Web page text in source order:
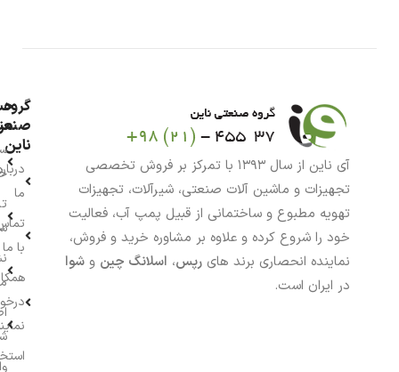
آی ناین از سال ۱۳۹۳ با تمرکز بر فروش تخصصی
تجهیزات و ماشین آلات صنعتی، شیرآلات، تجهیزات
تهویه مطبوع و ساختمانی از قبیل پمپ آب، فعالیت
خود را شروع کرده و علاوه بر مشاوره خرید و فروش،
نماینده انحصاری برند های رپس، اسلانگ چین و شوا
در ایران است.
گروه
ناین
ما
با ما